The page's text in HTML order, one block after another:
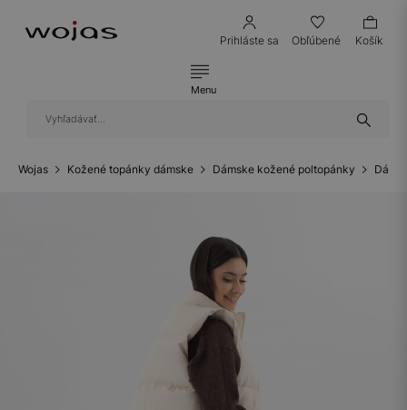
Prihláste sa Obľúbené Košík
Menu
Wojas Kožené topánky dámske Dámske kožené poltopánky